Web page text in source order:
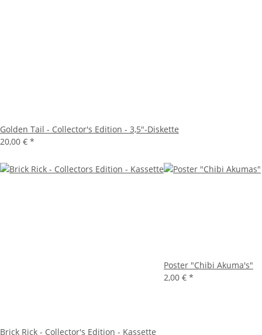
Golden Tail - Collector's Edition - 3,5"-Diskette
20,00 € *
Brick Rick - Collector's Edition - Kassette
Poster "Chibi Akuma's"
2,00 € *